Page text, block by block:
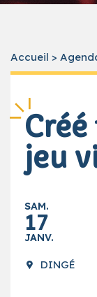
Accueil >
jeu
SAM.
17
JANV.
DINGÉ